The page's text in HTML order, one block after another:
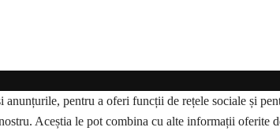
pentru a oferi funcții de rețele sociale și
Aceștia le pot combina cu alte informații oferite